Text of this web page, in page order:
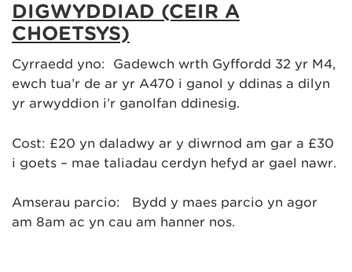
DIGWYDDIAD (CEIR A
CHOETSYS)
Cyrraedd yno: Gadewch wrth Gyffordd 32 yr M4,
ewch tua’r de ar yr A470 i ganol y ddinas a dilyn
yr arwyddion i’r ganolfan ddinesig.
Cost: £20 yn daladwy ar y diwrnod am gar a £30
i goets – mae taliadau cerdyn hefyd ar gael nawr.
Amserau parcio: Bydd y maes parcio yn agor
am 8am ac yn cau am hanner nos.